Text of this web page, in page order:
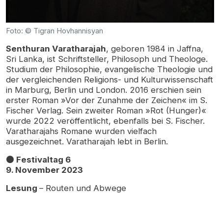
Foto: © Tigran Hovhannisyan
Senthuran Varatharajah, geboren 1984 in Jaffna,
Sri Lanka, ist Schriftsteller, Philosoph und Theologe.
Studium der Philosophie, evangelische Theologie und
der vergleichenden Religions- und Kulturwissenschaft
in Marburg, Berlin und London. 2016 erschien sein
erster Roman »Vor der Zunahme der Zeichen« im S.
Fischer Verlag. Sein zweiter Roman »Rot (Hunger)«
wurde 2022 veröffentlicht, ebenfalls bei S. Fischer.
Varatharajahs Romane wurden vielfach
ausgezeichnet. Varatharajah lebt in Berlin.
⚫ Festivaltag 6
9. November 2023
Lesung – Routen und Abwege